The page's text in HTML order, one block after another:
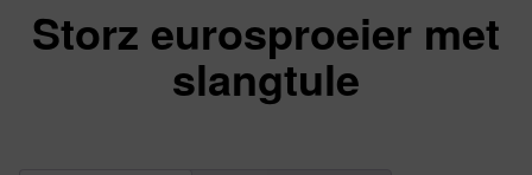
Storz eurosproeier met
slangtule